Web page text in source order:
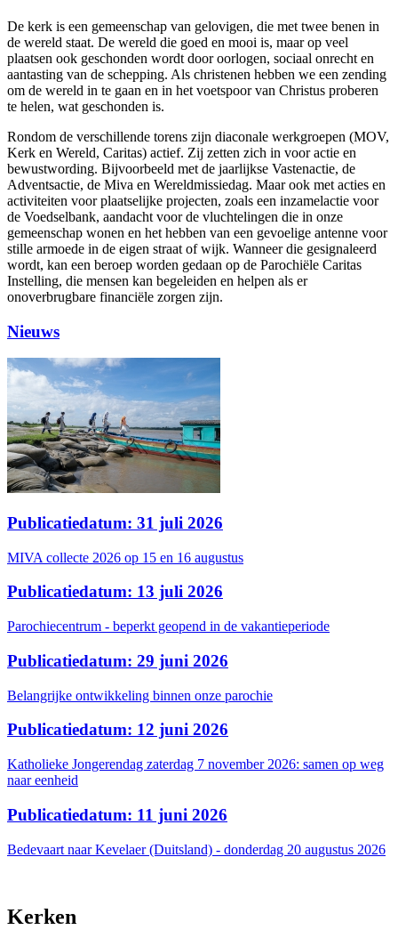
De kerk is een gemeenschap van gelovigen, die met twee benen in
de wereld staat. De wereld die goed en mooi is, maar op veel
plaatsen ook geschonden wordt door oorlogen, sociaal onrecht en
aantasting van de schepping. Als christenen hebben we een zending
om de wereld in te gaan en in het voetspoor van Christus proberen
te helen, wat geschonden is.
Rondom de verschillende torens zijn diaconale werkgroepen (MOV,
Kerk en Wereld, Caritas) actief. Zij zetten zich in voor actie en
bewustwording. Bijvoorbeeld met de jaarlijkse Vastenactie, de
Adventsactie, de Miva en Wereldmissiedag. Maar ook met acties en
activiteiten voor plaatselijke projecten, zoals een inzamelactie voor
de Voedselbank, aandacht voor de vluchtelingen die in onze
gemeenschap wonen en het hebben van een gevoelige antenne voor
stille armoede in de eigen straat of wijk. Wanneer die gesignaleerd
wordt, kan een beroep worden gedaan op de Parochiële Caritas
Instelling, die mensen kan begeleiden en helpen als er
onoverbrugbare financiële zorgen zijn.
Nieuws
Publicatiedatum: 31 juli 2026
MIVA collecte 2026 op 15 en 16 augustus
Publicatiedatum: 13 juli 2026
Parochiecentrum - beperkt geopend in de vakantieperiode
Publicatiedatum: 29 juni 2026
Belangrijke ontwikkeling binnen onze parochie
Publicatiedatum: 12 juni 2026
Katholieke Jongerendag zaterdag 7 november 2026: samen op weg
naar eenheid
Publicatiedatum: 11 juni 2026
Bedevaart naar Kevelaer (Duitsland) - donderdag 20 augustus 2026
Kerken